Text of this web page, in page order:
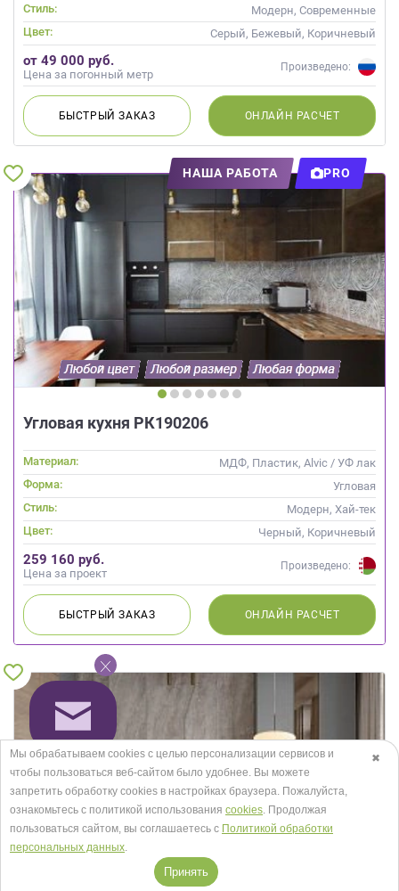
Стиль:
Модерн, Современные
Цвет:
Серый, Бежевый, Коричневый
от 49 000 руб.
Цена за погонный метр
Произведено:
БЫСТРЫЙЗАКАЗ ОНЛАЙН РАСЧЕТ
НАША РАБОТА PRO
Угловая кухня РК190206
Материал:
МДФ, Пластик, Alvic / УФ лак
Форма:
Угловая
Стиль:
Модерн, Хай-тек
Цвет:
Черный, Коричневый
259 160 руб.
Цена за проект
Произведено:
БЫСТРЫЙЗАКАЗ ОНЛАЙН РАСЧЕТ
✖
Мы обрабатываем cookies с целью персонализации сервисов и
чтобы пользоваться веб-сайтом было удобнее. Вы можете
запретить обработку сookies в настройках браузера. Пожалуйста,
ознакомьтесь с политикой использования cookies. Продолжая
пользоваться сайтом, вы соглашаетесь с Политикой обработки
персональных данных.
Принять